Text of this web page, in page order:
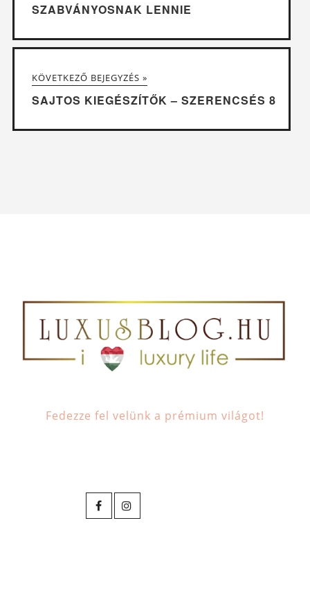
SZABVÁNYOSNAK LENNIE
KÖVETKEZŐ BEJEGYZÉS »
SAJTOS KIEGÉSZÍTŐK – SZERENCSÉS 8
Fedezze fel velünk a prémium világot!